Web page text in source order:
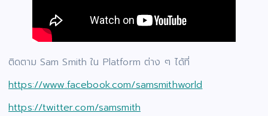
ติดตาม Sam Smith ใน Platform ต่าง ๆ ได้ที่
https://www.facebook.com/samsmithworld
https://twitter.com/samsmith